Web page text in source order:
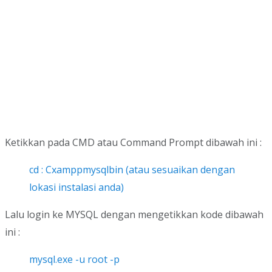
Ketikkan pada CMD atau Command Prompt dibawah ini :
cd : Cxamppmysqlbin (atau sesuaikan dengan
lokasi instalasi anda)
Lalu login ke MYSQL dengan mengetikkan kode dibawah
ini :
mysql.exe -u root -p